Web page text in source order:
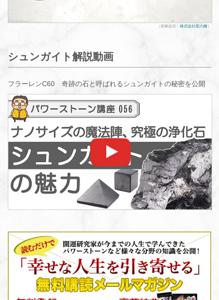
（画像提供：株式会社星の種）
シュンガイト解説動画
フラーレンC60 奇跡の石と呼ばれるシュンガイトの秘密を公開